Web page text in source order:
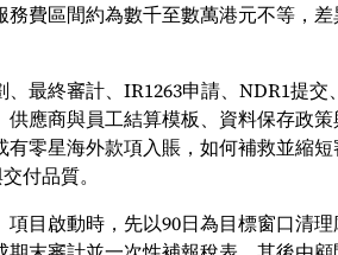
費區間約為數千至數萬港元不等，差
最終審計、IR1263申請、NDR1提交
應商與員工結算模板、資料保存政
零星海外款項入賬，如何補救並縮
付品質。
目啟動時，先以90日為目標窗口清